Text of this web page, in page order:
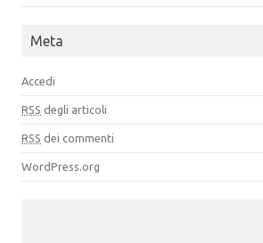
Meta
Accedi
RSS degli articoli
RSS dei commenti
WordPress.org